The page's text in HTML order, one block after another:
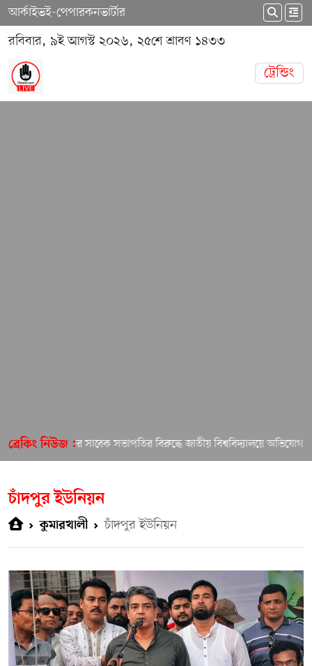
আর্কাইভই-পেপারকনভার্টার
রবিবার, ৯ই আগস্ট ২০২৬, ২৫শে শ্রাবণ ১৪৩৩
ট্রেন্ডিং
ব্রেকিং নিউজ :
কলেজের সাবেক সভাপতির বিরুদ্ধে জাতীয় বিশ্ববিদ্যালয়ে অভিযোগ!
চাঁদপুর ইউনিয়ন
কুমারখালী চাঁদপুর ইউনিয়ন